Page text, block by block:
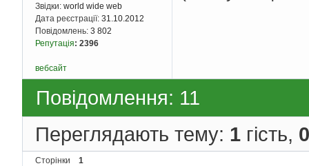
Звідки: world wide web
Дата реєстрації: 31.10.2012
Повідомлень: 3 802
Репутація: 2396
вебсайт
Повідомлення: 11
Переглядають тему: 1 гість, 0
Сторінки 1